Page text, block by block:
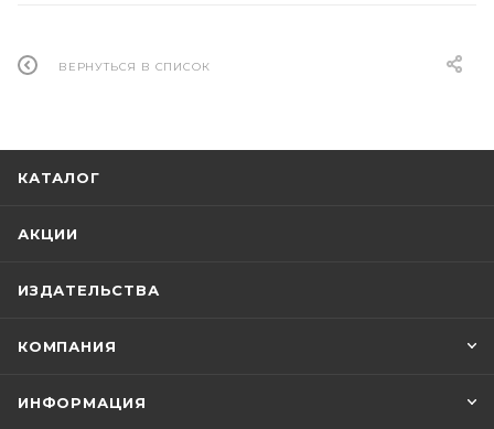
ВЕРНУТЬСЯ В СПИСОК
КАТАЛОГ
АКЦИИ
ИЗДАТЕЛЬСТВА
КОМПАНИЯ
ИНФОРМАЦИЯ